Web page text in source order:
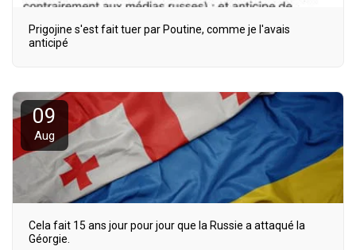
Prigojine s'est fait tuer par Poutine, comme je l'avais
anticipé
09
Aug
Cela fait 15 ans jour pour jour que la Russie a attaqué la
Géorgie.